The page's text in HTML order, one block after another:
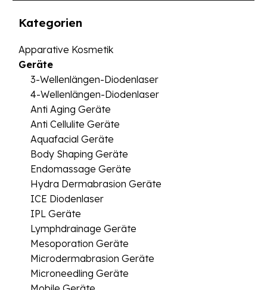
Kategorien
Apparative Kosmetik
Geräte
3-Wellenlängen-Diodenlaser
4-Wellenlängen-Diodenlaser
Anti Aging Geräte
Anti Cellulite Geräte
Aquafacial Geräte
Body Shaping Geräte
Endomassage Geräte
Hydra Dermabrasion Geräte
ICE Diodenlaser
IPL Geräte
Lymphdrainage Geräte
Mesoporation Geräte
Microdermabrasion Geräte
Microneedling Geräte